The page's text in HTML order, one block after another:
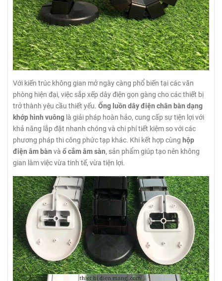
Với kiến trúc không gian mở ngày càng phổ biến tại các văn
phòng hiện đại, việc sắp xếp dây điện gọn gàng cho các thiết bị
trở thành yêu cầu thiết yếu. Ống luồn dây điện chân bàn dạng
khớp hình vuông là giải pháp hoàn hảo, cung cấp sự tiện lợi với
khả năng lắp đặt nhanh chóng và chi phí tiết kiệm so với các
phương pháp thi công phức tạp khác. Khi kết hợp cùng hộp
điện âm bàn và ổ cắm âm sàn, sản phẩm giúp tạo nên không
gian làm việc vừa tinh tế, vừa tiện lợi.